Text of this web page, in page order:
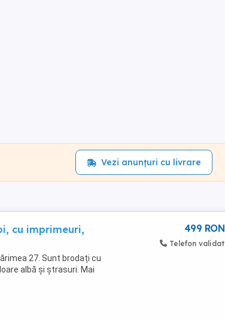
Vezi anunțuri cu livrare
cu imprimeuri,
27. Sunt brodați cu
albă și ștrasuri. Mai
499 RON
Telefon validat